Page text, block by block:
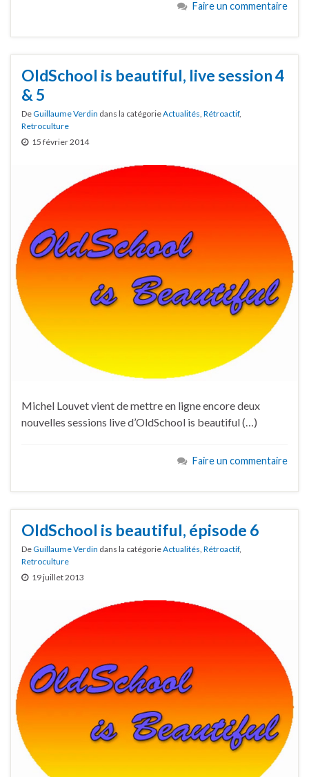
Faire un commentaire
OldSchool is beautiful, live session 4
& 5
DeGuillaume Verdin dans la catégorieActualités, Rétroactif,
Retroculture
15 février 2014
Michel Louvet vient de mettre en ligne encore deux
nouvelles sessions live d’OldSchool is beautiful (…)
Faire un commentaire
OldSchool is beautiful, épisode 6
DeGuillaume Verdin dans la catégorieActualités, Rétroactif,
Retroculture
19 juillet 2013